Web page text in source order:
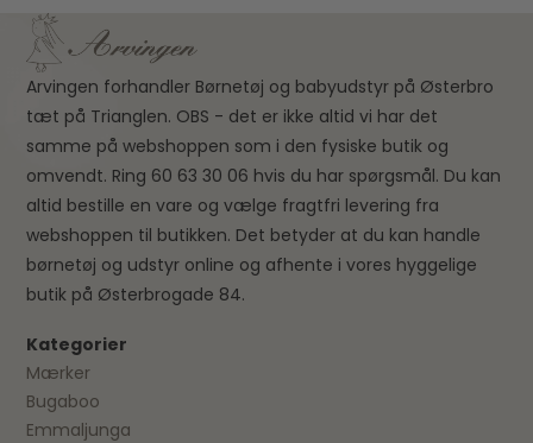
Arvingen forhandler Børnetøj og babyudstyr på Østerbro
tæt på Trianglen. OBS - det er ikke altid vi har det
samme på webshoppen som i den fysiske butik og
omvendt. Ring 60 63 30 06 hvis du har spørgsmål. Du kan
altid bestille en vare og vælge fragtfri levering fra
webshoppen til butikken. Det betyder at du kan handle
børnetøj og udstyr online og afhente i vores hyggelige
butik på Østerbrogade 84.
Kategorier
Mærker
Bugaboo
Emmaljunga